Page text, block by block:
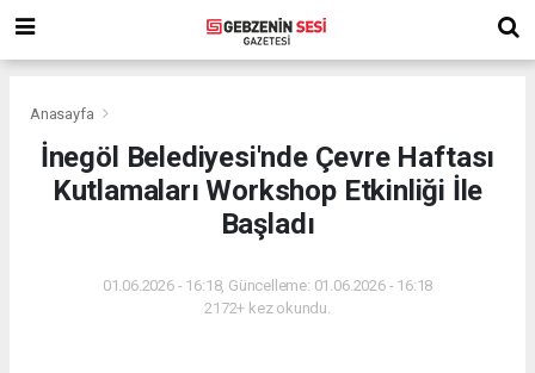
Anasayfa
İnegöl Belediyesi'nde Çevre Haftası
Kutlamaları Workshop Etkinliği İle
Başladı
01.06.2026 - 16:18, Güncelleme: 01.06.2026 - 16:18
2172+ kez okundu.